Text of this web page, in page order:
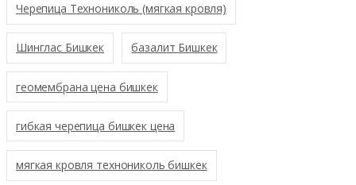
Черепица Технониколь (мягкая кровля)
Шинглас Бишкек базалит Бишкек
геомембрана цена бишкек
гибкая черепица бишкек цена
мягкая кровля технониколь бишкек